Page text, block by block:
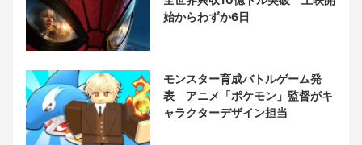
始からわずか6日
モンスター育成バトルゲーム発
表 アニメ「ポケモン」監督がキ
ャラクターデザイン担当